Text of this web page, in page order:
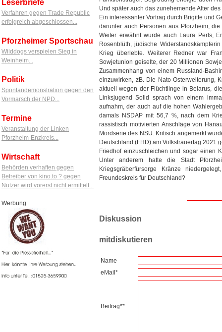
Leserbriefe
Verfahren gegen Trade Republic
erfolgreich abgeschlossen...
Pforzheimer Sportschau
Wilddogs verspielen Sieg in
Weinheim...
Politik
Spontandemonstration gegen den
Vormarsch der NPD...
Termine
Veranstaltung der Linken
Pforzheim-Enzkreis...
Wirtschaft
Behörden verhaften gegen
Betreiber von kino.to ? gegen
Nutzer wird vorerst nicht ermittelt...
Werbung
Und später auch das zunehemende Alter
Ein interessanter Vortrag durch Brigitte und
darunter auch Personen aus Pforzheim,
Weiter erwähnt wurde auch Laura Perls,
Rosenblüth, jüdische
Krieg überlebte. Weiterer Redner war
Sowjetunion geiselte, der 20 Millionen
Zusammenhang von einem Russland-
einzuwirken, zB. Die Nato-Osterweiterung,
aktuell wegen der Flüchtlinge in Belarus,
Linksjugend Solid sprach von einem
aufnahm, der auch auf die hohen
damals NSDAP mit 56,7 %, nach dem
rassistisch motivierten Anschläge von
Mordserie des NSU. Kritisch angemerkt
Deutschland (FHD) am Volkstrauertag 2021
Friedhof einzuschleichen und sogar einen
Unter anderem hatte die Stadt
Kriegsgräberfürsorge Kränze
Freundeskreis für Deutschland?
Diskussion
mitdiskutieren
Name
eMail*
Beitrag**